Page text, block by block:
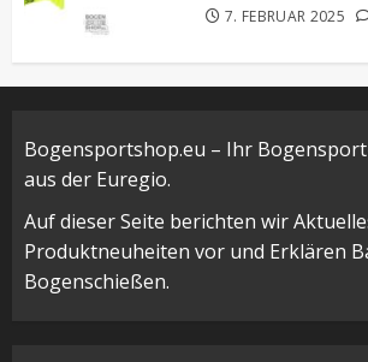
7. FEBRUAR 2025
Bogensportshop.eu – Ihr
aus der Euregio.
Auf dieser Seite berichten wir
Produktneuheiten vor und Erklären
Bogenschießen.